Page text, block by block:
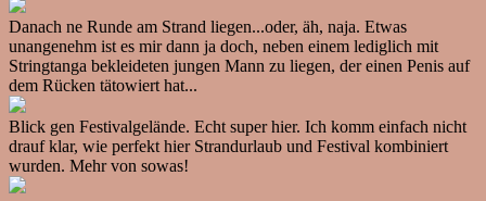
Danach ne Runde am Strand liegen...oder, äh, naja. Etwas
unangenehm ist es mir dann ja doch, neben einem lediglich mit
Stringtanga bekleideten jungen Mann zu liegen, der einen Penis auf
dem Rücken tätowiert hat...
Blick gen Festivalgelände. Echt super hier. Ich komm einfach nicht
drauf klar, wie perfekt hier Strandurlaub und Festival kombiniert
wurden. Mehr von sowas!